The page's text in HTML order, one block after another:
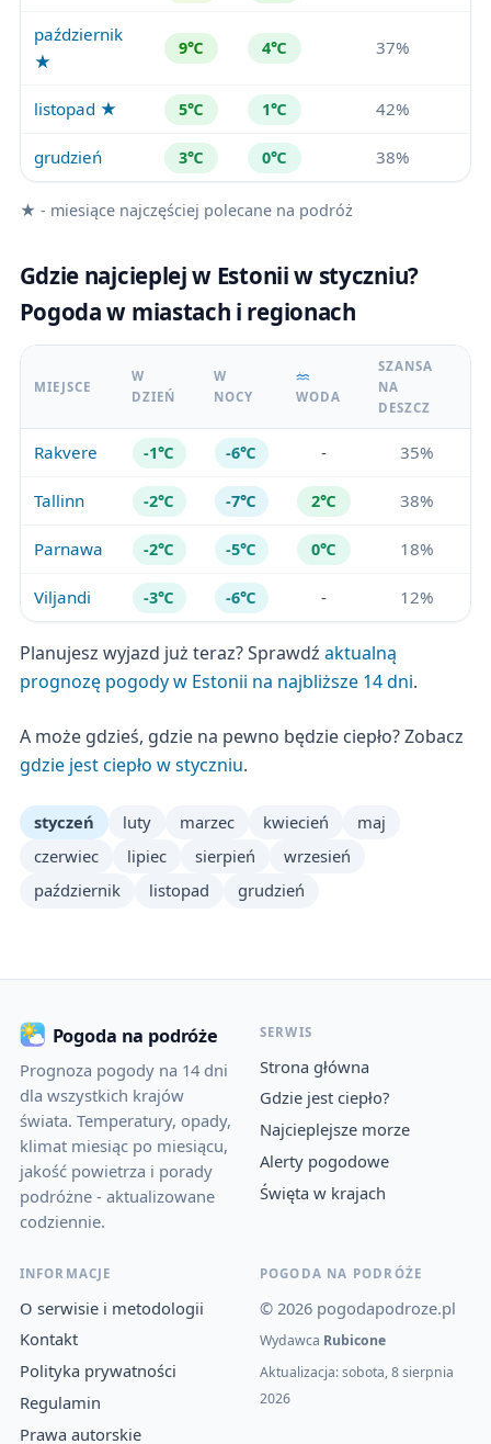
październik
★
9℃ 4℃ 37%
listopad ★ 5℃ 1℃ 42%
grudzień 3℃ 0℃ 38%
★ - miesiące najczęściej polecane na podróż
Gdzie najcieplej w Estonii w styczniu?
Pogoda w miastach i regionach
MIEJSCE
W
DZIEŃ
W
NOCY
WODA
SZANSA
NA
DESZCZ
Rakvere -1℃ -6℃ - 35%
Tallinn -2℃ -7℃ 2℃ 38%
Parnawa -2℃ -5℃ 0℃ 18%
Viljandi -3℃ -6℃ - 12%
Planujesz wyjazd już teraz? Sprawdź aktualną
prognozę pogody w Estonii na najbliższe 14 dni.
A może gdzieś, gdzie na pewno będzie ciepło? Zobacz
gdzie jest ciepło w styczniu.
styczeń luty marzec kwiecień
maj
czerwiec
lipiec sierpień
wrzesień
październik
listopad grudzień
Pogoda na podróże
Prognoza pogody na 14 dni
dla wszystkich krajów
świata. Temperatury, opady,
klimat miesiąc po miesiącu,
jakość powietrza i porady
podróżne - aktualizowane
codziennie.
SERWIS
Strona główna
Gdzie jest ciepło?
Najcieplejsze morze
Alerty pogodowe
Święta w krajach
INFORMACJE
O serwisie i metodologii
Kontakt
Polityka prywatności
Regulamin
Prawa autorskie
POGODA NA PODRÓŻE
© 2026 pogodapodroze.pl
Wydawca Rubicone
Aktualizacja: sobota, 8 sierpnia
2026